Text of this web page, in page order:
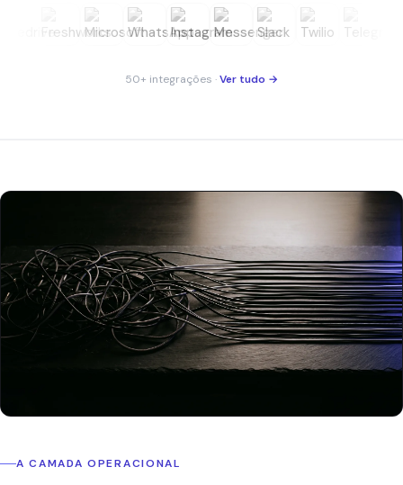
50+ integrações ·Ver tudo →
A CAMADA OPERACIONAL